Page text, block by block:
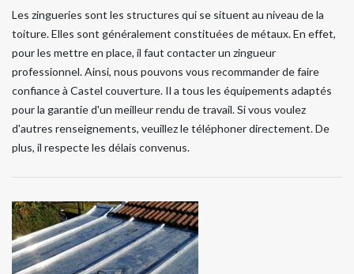
Les zingueries sont les structures qui se situent au niveau de la
toiture. Elles sont généralement constituées de métaux. En effet,
pour les mettre en place, il faut contacter un zingueur
professionnel. Ainsi, nous pouvons vous recommander de faire
confiance à Castel couverture. Il a tous les équipements adaptés
pour la garantie d'un meilleur rendu de travail. Si vous voulez
d'autres renseignements, veuillez le téléphoner directement. De
plus, il respecte les délais convenus.